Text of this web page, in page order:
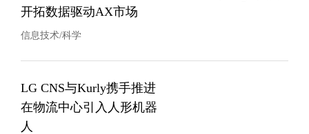
开拓数据驱动AX市场
信息技术/科学
LG CNS与Kurly携手推进
在物流中心引入人形机器
人